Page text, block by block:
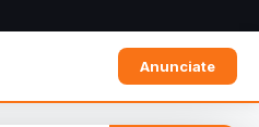
Anunciate